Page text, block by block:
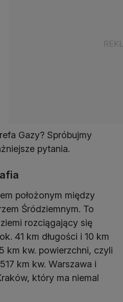
Gazy? Spróbujmy
pytania.
położonym między
Śródziemnym. To
rozciągający się
41 km długości i 10 km
km kw. powierzchni, czyli
km kw. Warszawa i
który ma niemal